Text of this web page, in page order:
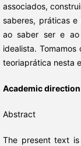
associados,
saberes, práticas
ao saber ser e
idealista.
teoriaprática nesta
Academic
Abstract
The present text